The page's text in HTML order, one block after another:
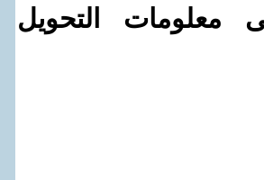
معلومات التحويل